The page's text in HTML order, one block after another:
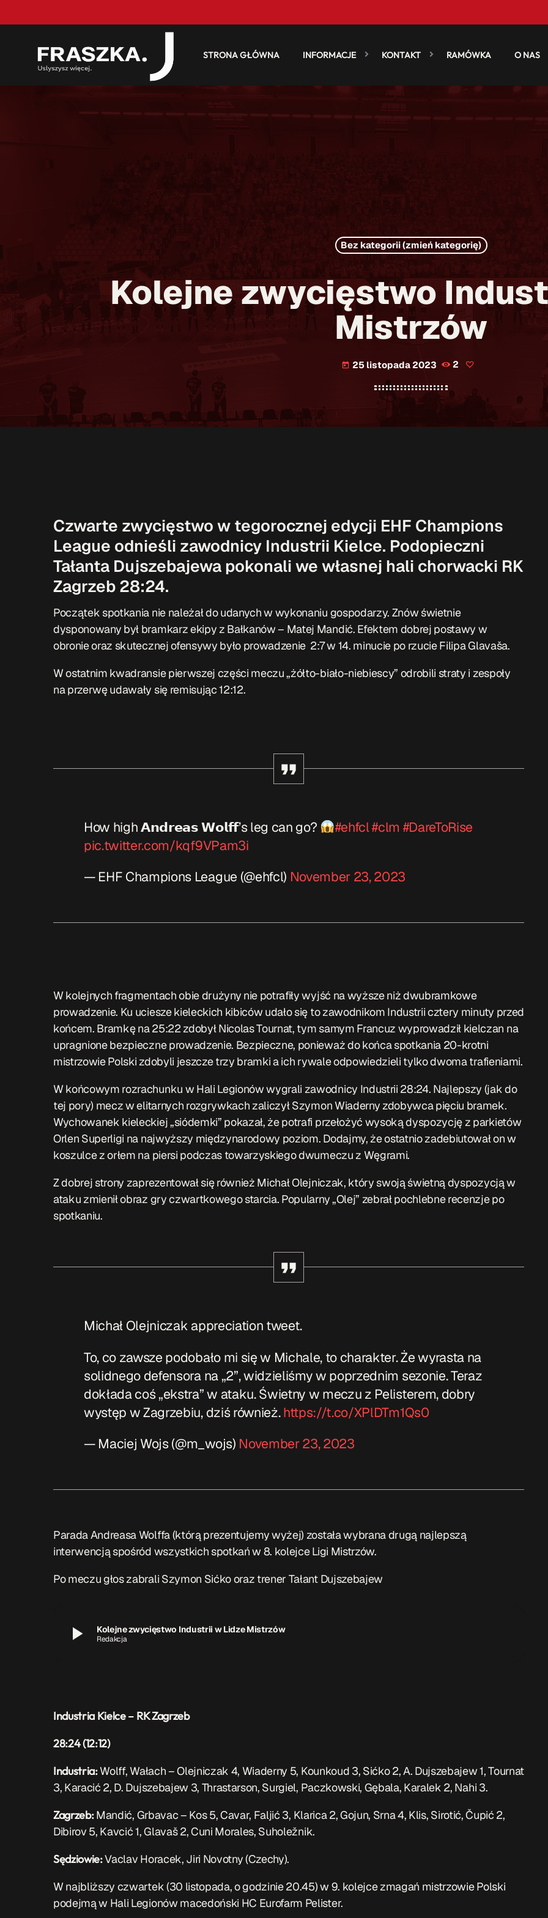
STRONA GŁÓWNA INFORMACJE KONTAKT RAMÓWKA O NAS
Bez kategorii (zmień kategorię)
Kolejne zwycięstwo
Mistrzów
today 25 listopada 2023 2
Czwarte zwycięstwo w tegorocznej edycji EHF Champions
League odnieśli zawodnicy Industrii Kielce. Podopieczni
Tałanta Dujszebajewa pokonali we własnej hali chorwacki RK
Zagrzeb 28:24.
Początek spotkania nie należał do udanych w wykonaniu gospodarzy. Znów świetnie
dysponowany był bramkarz ekipy z Bałkanów – Matej Mandić. Efektem dobrej postawy w
obronie oraz skutecznej ofensywy było prowadzenie 2:7 w 14. minucie po rzucie Filipa Glavaša.
W ostatnim kwadransie pierwszej części meczu „żółto-biało-niebiescy” odrobili straty i zespoły
na przerwę udawały się remisując 12:12.
How high 𝗔𝗻𝗱𝗿𝗲𝗮𝘀 𝗪𝗼𝗹𝗳𝗳’s leg can go? #ehfcl#clm #DareToRise
pic.twitter.com/kqf9VPam3i
— EHF Champions League (@ehfcl) November 23, 2023
W kolejnych fragmentach obie drużyny nie potrafiły wyjść na wyższe niż dwubramkowe
prowadzenie. Ku uciesze kieleckich kibiców udało się to zawodnikom Industrii cztery minuty przed
końcem. Bramkę na 25:22 zdobył Nicolas Tournat, tym samym Francuz wyprowadził kielczan na
upragnione bezpieczne prowadzenie. Bezpieczne, ponieważ do końca spotkania 20-krotni
mistrzowie Polski zdobyli jeszcze trzy bramki a ich rywale odpowiedzieli tylko dwoma trafieniami.
W końcowym rozrachunku w Hali Legionów wygrali zawodnicy Industrii 28:24. Najlepszy (jak do
tej pory) mecz w elitarnych rozgrywkach zaliczył Szymon Wiaderny zdobywca pięciu bramek.
Wychowanek kieleckiej „siódemki” pokazał, że potrafi przełożyć wysoką dyspozycję z parkietów
Orlen Superligi na najwyższy międzynarodowy poziom. Dodajmy, że ostatnio zadebiutował on w
koszulce z orłem na piersi podczas towarzyskiego dwumeczu z Węgrami.
Z dobrej strony zaprezentował się również Michał Olejniczak, który swoją świetną dyspozycją w
ataku zmienił obraz gry czwartkowego starcia. Popularny „Olej” zebrał pochlebne recenzje po
spotkaniu.
Michał Olejniczak appreciation tweet.
To, co zawsze podobało mi się w Michale, to charakter. Że wyrasta na
solidnego defensora na „2”, widzieliśmy w poprzednim sezonie. Teraz
dokłada coś „ekstra” w ataku. Świetny w meczu z Pelisterem, dobry
występ w Zagrzebiu, dziś również.https://t.co/XPlDTm1Qs0
— Maciej Wojs (@m_wojs) November 23, 2023
Parada Andreasa Wolffa (którą prezentujemy wyżej) została wybrana drugą najlepszą
interwencją spośród wszystkich spotkań w 8. kolejce Ligi Mistrzów.
Po meczu głos zabrali Szymon Sićko oraz trener Tałant Dujszebajew
play_arrow Kolejne zwycięstwo Industrii w Lidze Mistrzów
Redakcja
Industria Kielce – RK Zagrzeb
28:24 (12:12)
Industria:Wolff, Wałach – Olejniczak 4, Wiaderny 5, Kounkoud 3, Sićko 2, A. Dujszebajew 1, Tournat
3, Karacić 2, D. Dujszebajew 3, Thrastarson, Surgiel, Paczkowski, Gębala, Karalek 2, Nahi 3.
Zagrzeb:Mandić, Grbavac – Kos 5, Cavar, Faljić 3, Klarica 2, Gojun, Srna 4, Klis, Sirotić, Čupić 2,
Dibirov 5, Kavcić 1, Glavaš 2, Cuni Morales, Suholežnik.
Sędziowie:Vaclav Horacek, Jiri Novotny (Czechy).
W najbliższy czwartek (30 listopada, o godzinie 20.45) w 9. kolejce zmagań mistrzowie Polski
podejmą w Hali Legionów macedoński HC Eurofarm Pelister.